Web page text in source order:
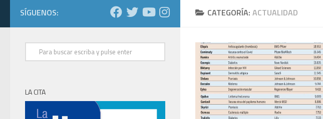
CATEGORÍA: ACTUALIDAD
SÍGUENOS:
LA CITA